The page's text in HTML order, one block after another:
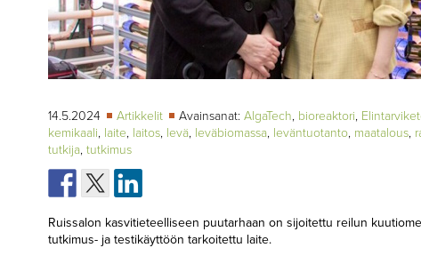
14.5.2024 Artikkelit Avainsanat: AlgaTech, bioreaktori,
kemikaali, laite, laitos, levä, leväbiomassa, leväntuotanto, maatalous,
tutkija, tutkimus
Ruissalon kasvitieteelliseen puutarhaan on sijoitettu reilun
tutkimus- ja testikäyttöön tarkoitettu laite.